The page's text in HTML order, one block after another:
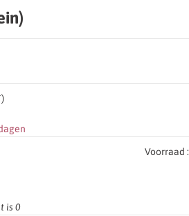
Voorraad :
is 0